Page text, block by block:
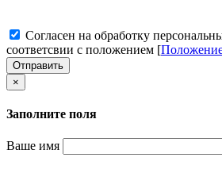
Cогласен на обработку
соответсвии с положением [
Отправить
×
Заполните поля
Ваше имя